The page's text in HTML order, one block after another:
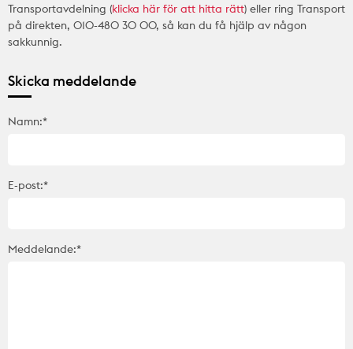
Transportavdelning (klicka här för att hitta rätt) eller ring Transport
på direkten, 010-480 30 00, så kan du få hjälp av någon
sakkunnig.
Skicka meddelande
Namn:*
E-post:*
Meddelande:*